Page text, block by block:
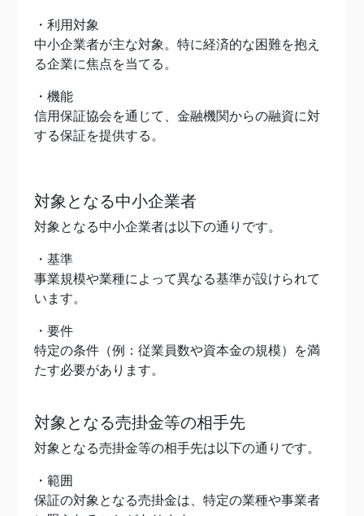
・利用対象
中小企業者が主な対象。特に経済的な困難を抱え
る企業に焦点を当てる。
・機能
信用保証協会を通じて、金融機関からの融資に対
する保証を提供する。
対象となる中小企業者
対象となる中小企業者は以下の通りです。
・基準
事業規模や業種によって異なる基準が設けられて
います。
・要件
特定の条件（例：従業員数や資本金の規模）を満
たす必要があります。
対象となる売掛金等の相手先
対象となる売掛金等の相手先は以下の通りです。
・範囲
保証の対象となる売掛金は、特定の業種や事業者